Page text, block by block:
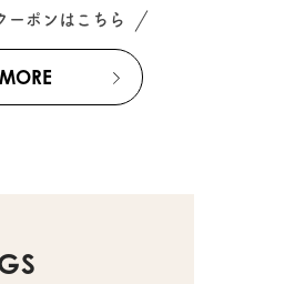
ーポンはこちら